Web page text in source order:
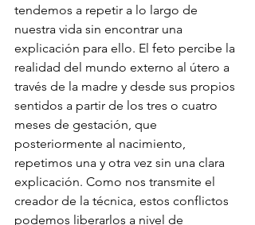
tendemos a repetir a lo largo de
nuestra vida sin encontrar una
explicación para ello. El feto percibe la
realidad del mundo externo al útero a
través de la madre y desde sus propios
sentidos a partir de los tres o cuatro
meses de gestación, que
posteriormente al nacimiento,
repetimos una y otra vez sin una clara
explicación. Como nos transmite el
creador de la técnica, estos conflictos
podemos liberarlos a nivel de